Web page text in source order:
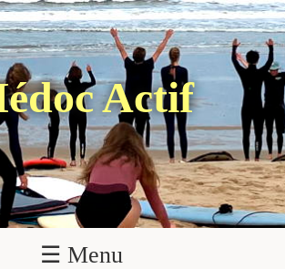
Actif
☰ Menu